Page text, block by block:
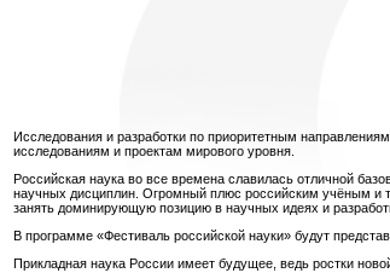
Исследования и разработки по приоритетным
исследованиям и проектам мирового уровня.
Российская наука во все времена славилась отличной
научных дисциплин. Огромный плюс российским учёным и
занять доминирующую позицию в научных идеях и
В программе «Фестиваль российской науки» будут
Прикладная наука России имеет будущее, ведь ростки